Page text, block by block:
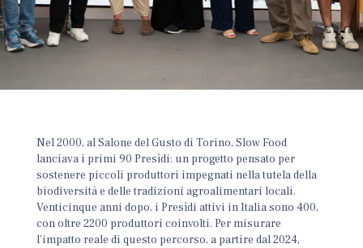
Nel 2000, al Salone del Gusto di Torino, Slow Food
lanciava i primi 90 Presìdi: un progetto pensato per
sostenere piccoli produttori impegnati nella tutela della
biodiversità e delle tradizioni agroalimentari locali.
Venticinque anni dopo, i Presìdi attivi in Italia sono 400,
con oltre 2200 produttori coinvolti. Per misurare
l’impatto reale di questo percorso, a partire dal 2024,